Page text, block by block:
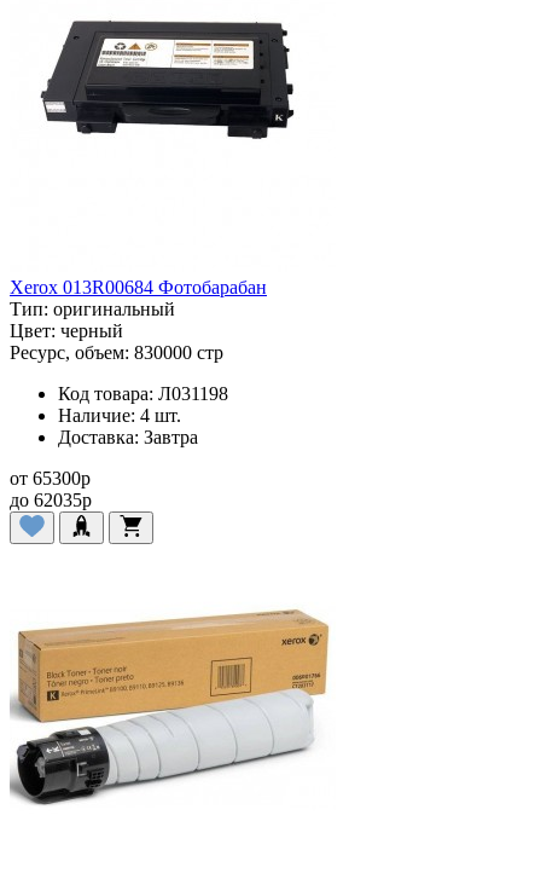
Xerox 013R00684 Фотобарабан
Тип: оригинальный
Цвет: черный
Ресурс, объем: 830000 стр
Код товара: Л031198
Наличие: 4 шт.
Доставка: Завтра
от 65300p
до 62035p